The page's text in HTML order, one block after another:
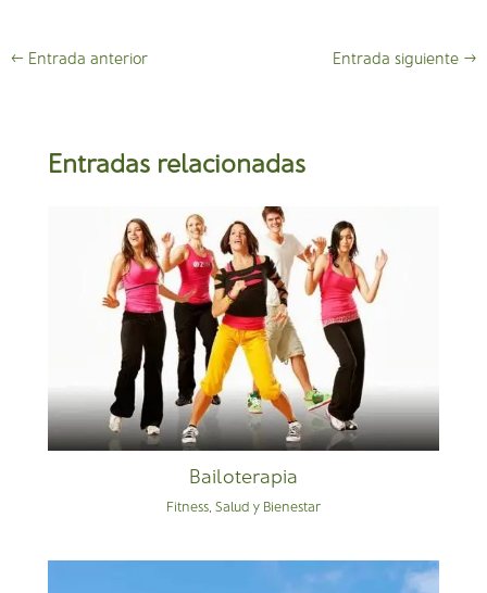
← Entrada anterior Entrada siguiente →
Entradas relacionadas
Bailoterapia
Fitness, Salud y Bienestar